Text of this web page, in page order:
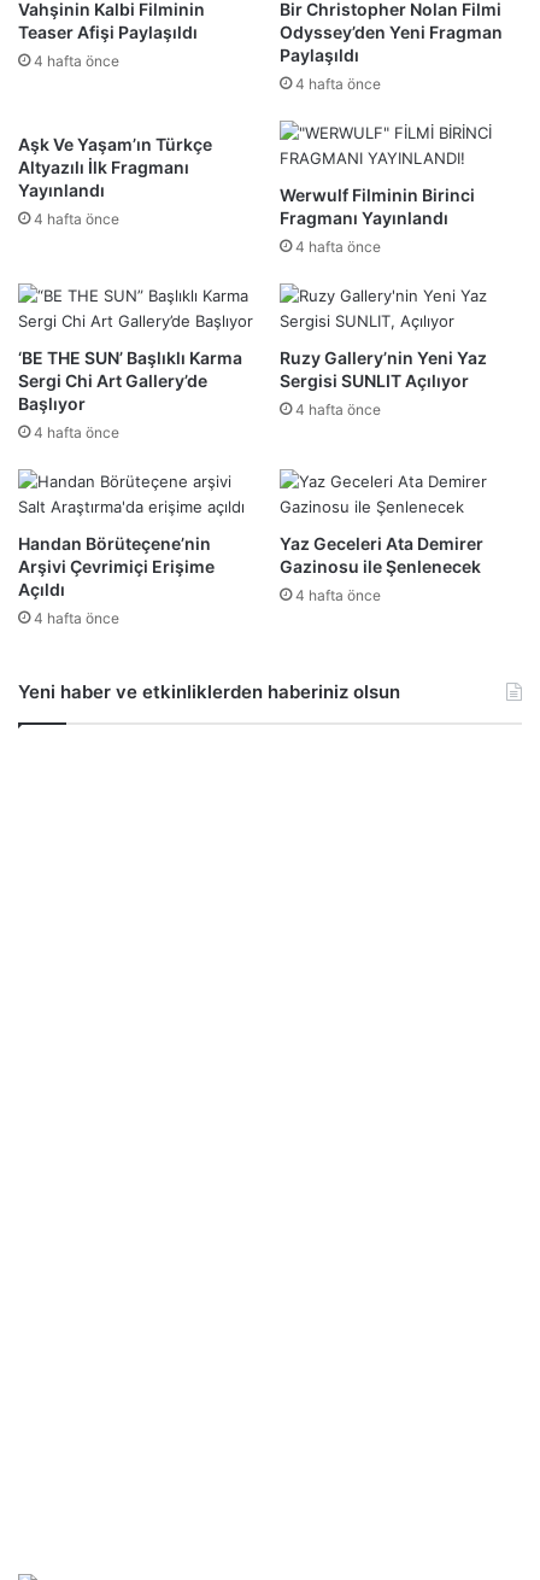
Vahşinin Kalbi Filminin
Teaser Afişi Paylaşıldı
4 hafta önce
Bir Christopher Nolan Filmi
Odyssey’den Yeni Fragman
Paylaşıldı
4 hafta önce
Aşk Ve Yaşam’ın Türkçe
Altyazılı İlk Fragmanı
Yayınlandı
4 hafta önce
Werwulf Filminin Birinci
Fragmanı Yayınlandı
4 hafta önce
‘BE THE SUN’ Başlıklı Karma
Sergi Chi Art Gallery’de
Başlıyor
4 hafta önce
Ruzy Gallery’nin Yeni Yaz
Sergisi SUNLIT Açılıyor
4 hafta önce
Handan Börüteçene’nin
Arşivi Çevrimiçi Erişime
Açıldı
4 hafta önce
Yaz Geceleri Ata Demirer
Gazinosu ile Şenlenecek
4 hafta önce
Yeni haber ve etkinliklerden haberiniz olsun